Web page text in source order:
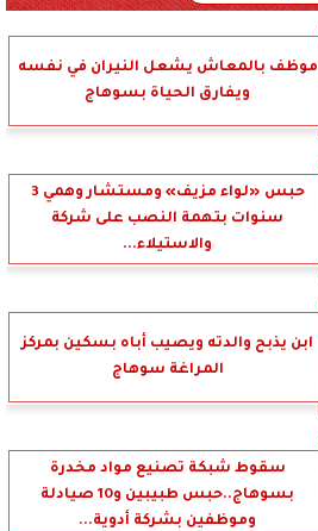
موظف بالمعاش يشعل النيران في نفسه
ويفارق الحياة بسوهاج
حبس «لواء مزيف» ومستشار وهمي 3
سنوات بتهمة النصب على شركة
والاستيلاء...
ابن يذبح والدته ويصيب أباه بسكين بمركز
المراغة سوهاج
سقوط شبكة تصنيع مواد مخدرة
بسوهاج..حبس طبيبين و10 صيادلة
وموظفين بشركة أدوية...